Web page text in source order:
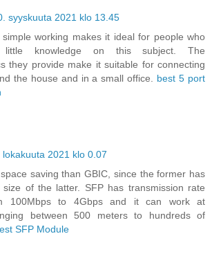
syyskuuta 2021 klo 13.45
simple working makes it ideal for people who
knowledge on this subject. The
they provide make it suitable for connecting
the house and in a small office. best 5 port
lokakuuta 2021 klo 0.07
saving than GBIC, since the former has
of the latter. SFP has transmission rate
100Mbps to 4Gbps and it can work at
between 500 meters to hundreds of
SFP Module